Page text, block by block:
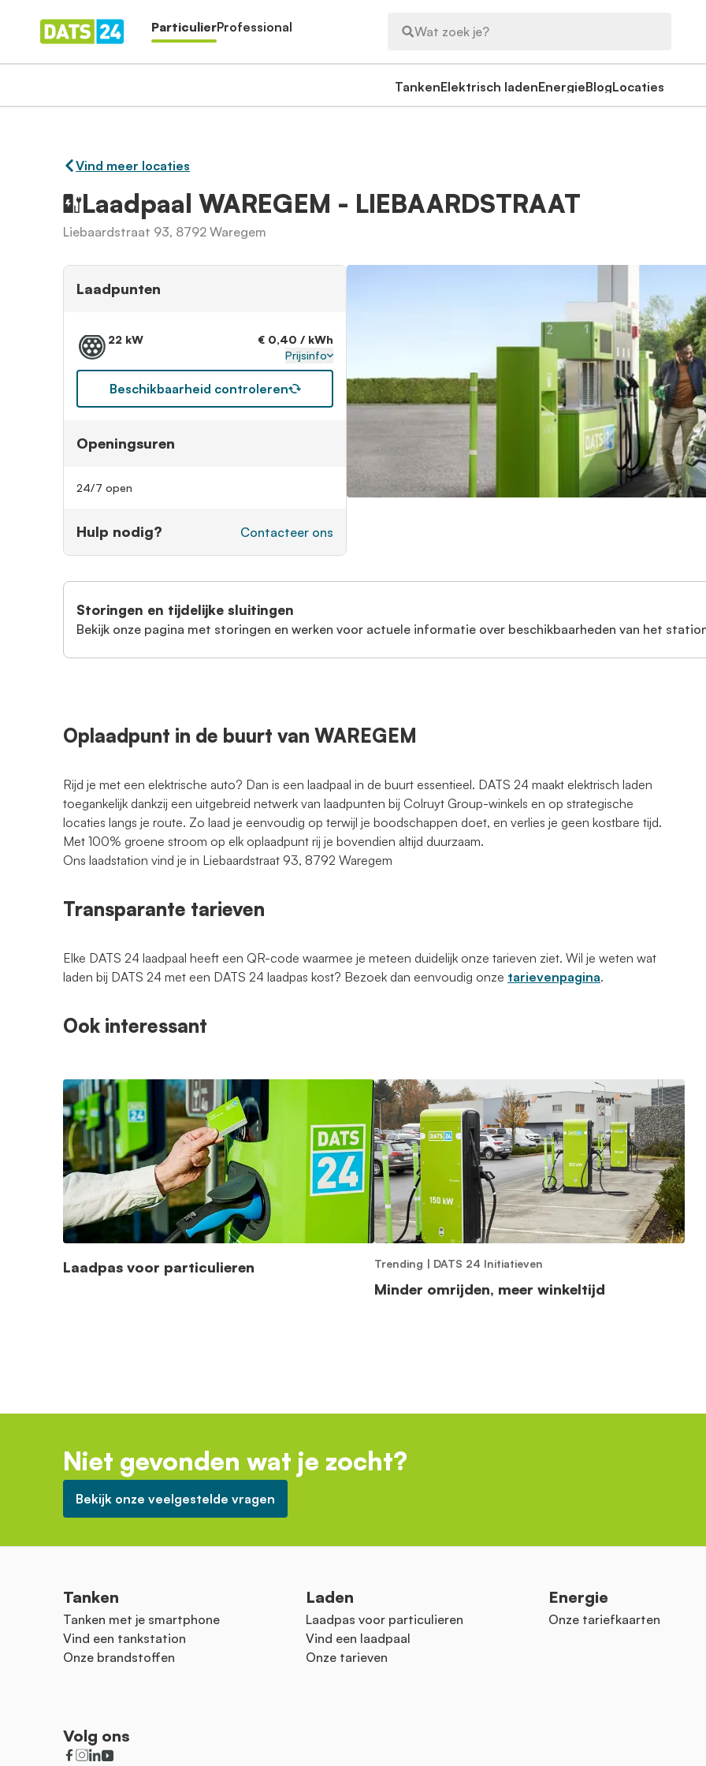
ParticulierProfessional Wat zoek je?
TankenElektrisch ladenEnergieBlogLocaties
Vind meer locaties
Laadpaal WAREGEM - LIEBAARDSTRAAT
Liebaardstraat 93, 8792 Waregem
Laadpunten
22 kW
€ 0,40 / kWh
Prijsinfo
Beschikbaarheid controleren
Openingsuren
24/7 open
Hulp nodig? Contacteer ons
Storingen en tijdelijke sluitingen
Bekijk onze pagina met storingen en werken voor actuele informatie over beschikbaarheden van het
Oplaadpunt in de buurt van WAREGEM
Rijd je met een elektrische auto? Dan is een laadpaal in de buurt essentieel. DATS 24 maakt elektrisch laden
toegankelijk dankzij een uitgebreid netwerk van laadpunten bij Colruyt Group-winkels en op strategische
locaties langs je route. Zo laad je eenvoudig op terwijl je boodschappen doet, en verlies je geen kostbare tijd.
Met 100% groene stroom op elk oplaadpunt rij je bovendien altijd duurzaam.
Ons laadstation vind je in Liebaardstraat 93, 8792 Waregem
Transparante tarieven
Elke DATS 24 laadpaal heeft een QR-code waarmee je meteen duidelijk onze tarieven ziet. Wil je weten wat
laden bij DATS 24 met een DATS 24 laadpas kost? Bezoek dan eenvoudig onze tarievenpagina.
Ook interessant
Laadpas voor particulieren Trending | DATS 24 Initiatieven
Minder omrijden, meer winkeltijd
Niet gevonden wat je zocht?
Bekijk onze veelgestelde vragen
Tanken
Tanken met je smartphone
Vind een tankstation
Onze brandstoffen
Laden
Laadpas voor particulieren
Vind een laadpaal
Onze tarieven
Energie
Onze tariefkaarten
Volg ons